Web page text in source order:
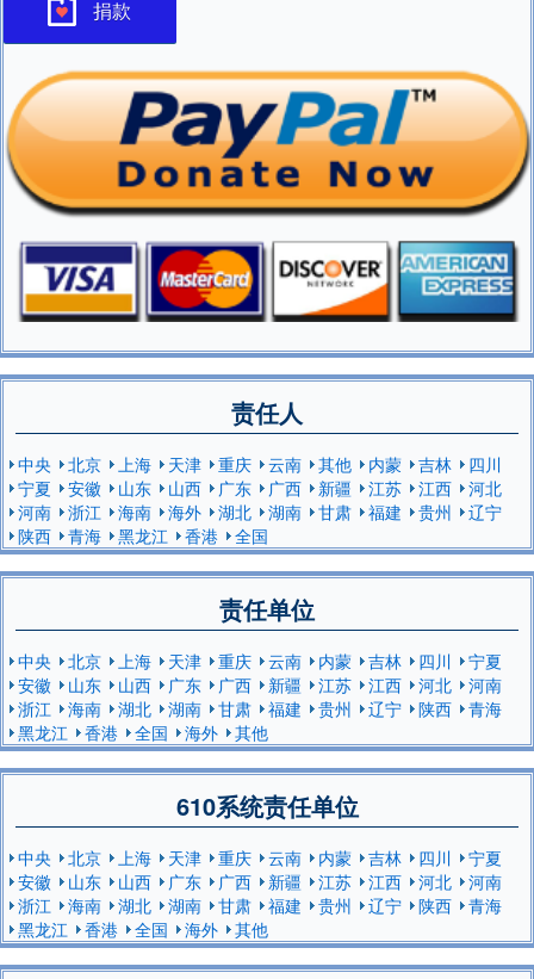
捐款
责任人
中央 北京 上海 天津 重庆 云南 其他 内蒙 吉林
四川
宁夏
安徽 山东 山西 广东 广西 新疆 江苏 江西
河北
河南
浙江 海南 海外 湖北 湖南 甘肃 福建 贵州
辽宁
陕西
青海 黑龙江 香港 全国
责任单位
中央 北京 上海 天津 重庆 云南 内蒙 吉林 四川
宁夏
安徽
山东 山西 广东 广西 新疆 江苏 江西 河北
河南
浙江
海南 湖北 湖南 甘肃 福建 贵州 辽宁 陕西
青海
黑龙江
香港 全国 海外 其他
610系统责任单位
中央 北京 上海 天津 重庆 云南 内蒙 吉林 四川
宁夏
安徽
山东 山西 广东 广西 新疆 江苏 江西 河北
河南
浙江
海南 湖北 湖南 甘肃 福建 贵州 辽宁 陕西
青海
黑龙江
香港 全国 海外 其他